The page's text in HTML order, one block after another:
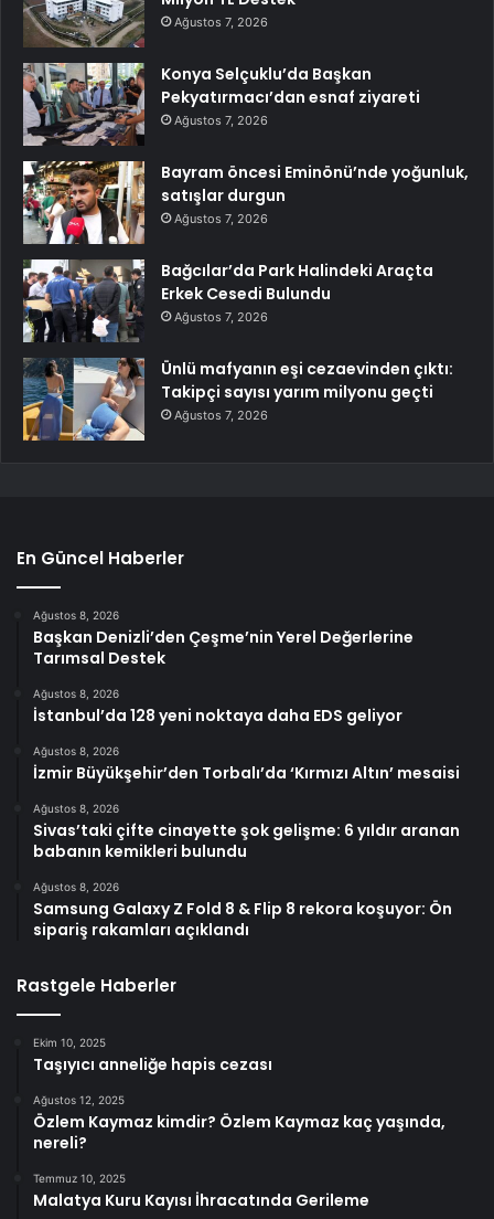
Ağustos 7, 2026
Konya Selçuklu’da Başkan
Pekyatırmacı’dan esnaf ziyareti
Ağustos 7, 2026
Bayram öncesi Eminönü’nde yoğunluk,
satışlar durgun
Ağustos 7, 2026
Bağcılar’da Park Halindeki Araçta
Erkek Cesedi Bulundu
Ağustos 7, 2026
Ünlü mafyanın eşi cezaevinden çıktı:
Takipçi sayısı yarım milyonu geçti
Ağustos 7, 2026
En Güncel Haberler
Ağustos 8, 2026
Başkan Denizli’den Çeşme’nin Yerel Değerlerine
Tarımsal Destek
Ağustos 8, 2026
İstanbul’da 128 yeni noktaya daha EDS geliyor
Ağustos 8, 2026
İzmir Büyükşehir’den Torbalı’da ‘Kırmızı Altın’ mesaisi
Ağustos 8, 2026
Sivas’taki çifte cinayette şok gelişme: 6 yıldır aranan
babanın kemikleri bulundu
Ağustos 8, 2026
Samsung Galaxy Z Fold 8 & Flip 8 rekora koşuyor: Ön
sipariş rakamları açıklandı
Rastgele Haberler
Ekim 10, 2025
Taşıyıcı anneliğe hapis cezası
Ağustos 12, 2025
Özlem Kaymaz kimdir? Özlem Kaymaz kaç yaşında,
nereli?
Temmuz 10, 2025
Malatya Kuru Kayısı İhracatında Gerileme